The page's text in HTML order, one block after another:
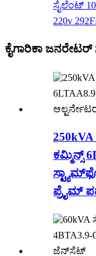
ಸೈಲೆಂಟ್
220v
ಕೈಗಾರಿಕಾ
ಕಮ್ಮಿನ್ಸ್
ಪ್ರೈಮ್